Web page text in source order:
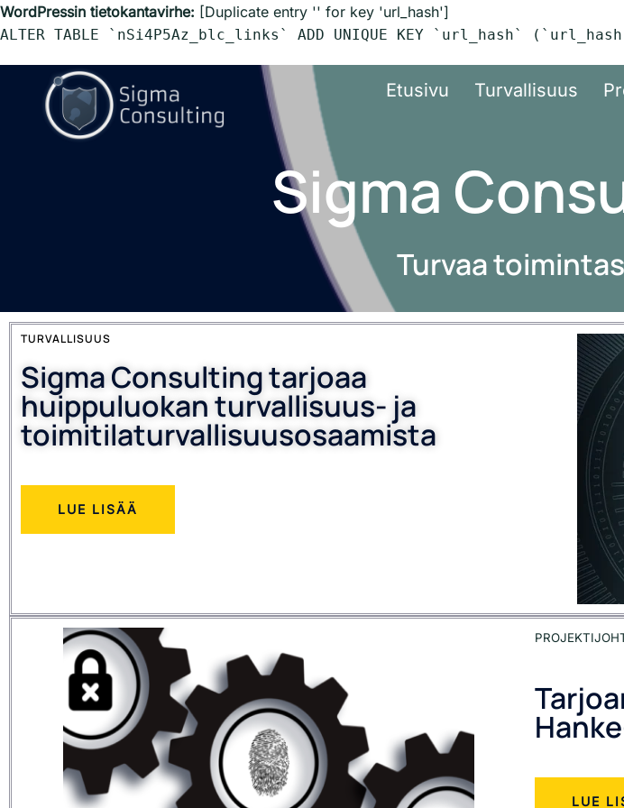
WordPressin tietokantavirhe: [Duplicate entry '' for key 'url_hash']
ALTER TABLE `nSi4P5Az_blc_links` ADD UNIQUE KEY `url_hash`
Etusivu Turvallisuus
Sigma
Turvaa
TURVALLISUUS
Sigma Consulting tarjoaa
huippuluokan turvallisuus- ja
toimitilaturvallisuusosaamista
LUE LISÄÄ
LUE